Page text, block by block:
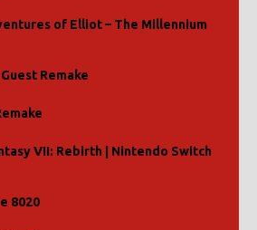
of Elliot – The Millennium
Remake
VII: Rebirth | Nintendo Switch
8020